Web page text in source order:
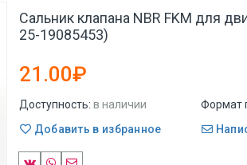
Сальник клапана NBR FKM для
25-19085453)
21.00₽
Доступность: в наличии Формат
Добавить в избранное